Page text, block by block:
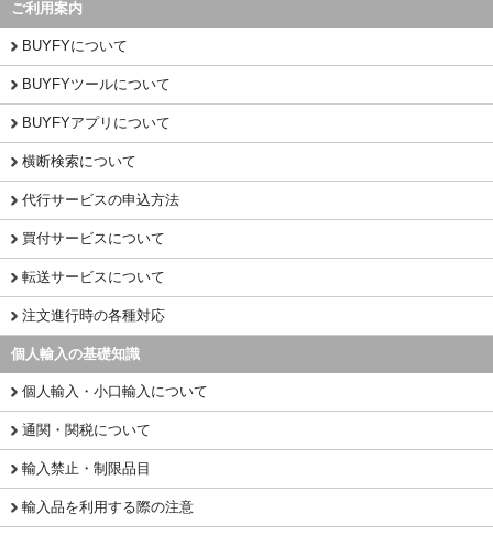
ご利用案内
BUYFYについて
BUYFYツールについて
BUYFYアプリについて
横断検索について
代行サービスの申込方法
買付サービスについて
転送サービスについて
注文進行時の各種対応
個人輸入の基礎知識
個人輸入・小口輸入について
通関・関税について
輸入禁止・制限品目
輸入品を利用する際の注意